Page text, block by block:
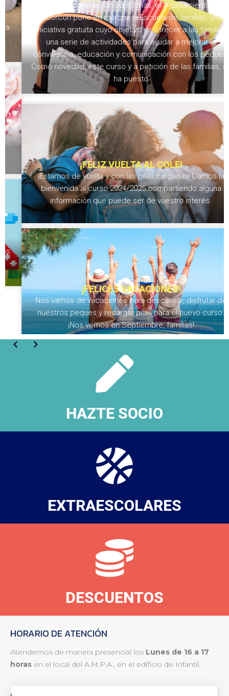
Queridas familias, Un curso más, el Ayuntamiento de
Alcorcón pone en marcha la Escuela de familias, una
iniciativa gratuita cuyo objetivo es ofrecer a las familias
una serie de actividades para ayudar a mejorar la
convivencia, educación y comunicación con los peques.
Como novedad, este curso y a petición de las familias, se
ha puesto
¡FELIZ VUELTA AL COLE!
¡Estamos de vuelta y con las pilas cargadas! Damos la
bienvenida al curso 2024/2025 compartiendo alguna
información que puede ser de vuestro interés.
¡FELICES VACACIONES!
Nos vamos de vacaciones para descansar, disfrutar de
nuestros peques y recargar pilas para el nuevo curso.
¡Nos vemos en Septiembre, familias!
HAZTE SOCIO
EXTRAESCOLARES
DESCUENTOS
HORARIO DE ATENCIÓN
Atendemos de manera presencial losLunes de 16 a 17